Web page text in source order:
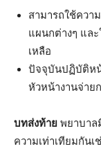
สามารถใช้ควา
แผนกต่างๆ แล
เหลือ
ปัจจุบันปฏิบัติห
หัวหน้างานจ่าย
บทส่งท้าย พยาบาล
ความเท่าเทียมกัน